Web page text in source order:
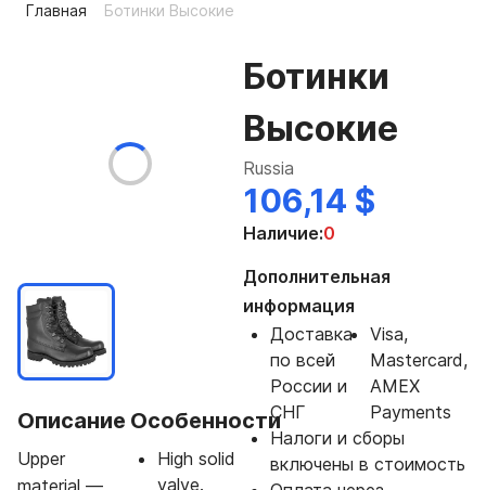
Главная Ботинки Высокие
Описание
Upper
material —
Особенности
High solid
valve.
Ботинки
Высокие
Russia
106,14 $
Наличие:0
Дополнительная
информация
Доставка
по всей
России и
СНГ
Visa,
Mastercard,
AMEX
Payments
Налоги и сборы
включены в стоимость